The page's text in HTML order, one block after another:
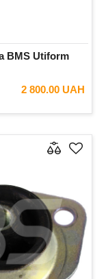
BMS Utiform
2 800.00 UAH
В КОШИК